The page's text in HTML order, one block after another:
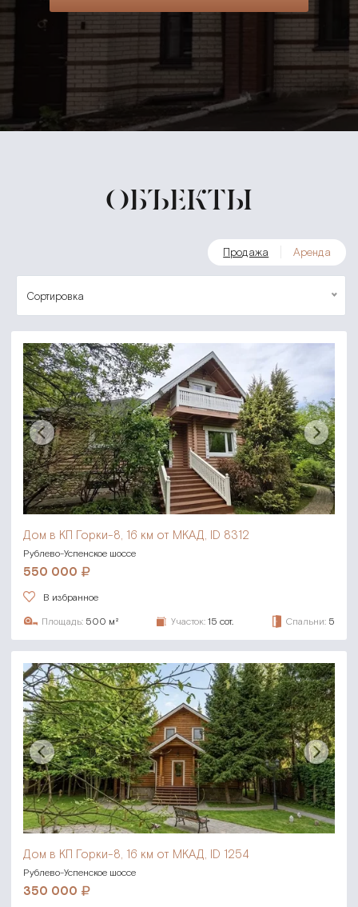
ОБЪЕКТЫ
Продажа Аренда
Сортировка
Дом в КП Горки-8, 16 км от МКАД, ID 8312
Рублево-Успенское шоссе
550 000
В избранное
Площадь: 500 м² Участок: 15 сот. Спальни: 5
Дом в КП Горки-8, 16 км от МКАД, ID 1254
Рублево-Успенское шоссе
350 000